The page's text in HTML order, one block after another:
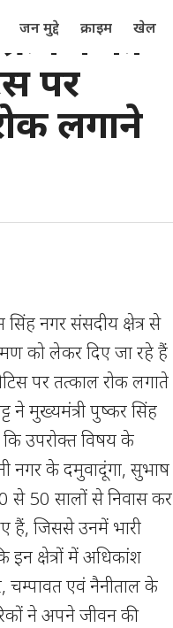
जन मुद्दे क्राइम खेल
को
पर
लगाने
सिंह नगर संसदीय क्षेत्र से
को लेकर दिए जा रहे हैं
पर तत्काल रोक लगाते
ने मुख्यमंत्री पुष्कर सिंह
उपरोक्त विषय के
नगर के दमुवादूंगा, सुभाष
से 50 सालों से निवास कर
हैं, जिससे उनमें भारी
क्षेत्रों में अधिकांश
चम्पावत एवं नैनीताल के
ने अपने जीवन की